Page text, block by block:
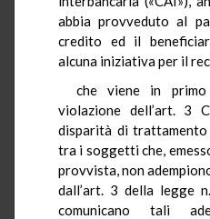
abbia provveduto al
credito ed il
alcuna iniziativa per il
che viene in
violazione dell’art. 3
disparità di trattamento
tra i soggetti che,
provvista, non
dall’art. 3 della legge
comunicano tali